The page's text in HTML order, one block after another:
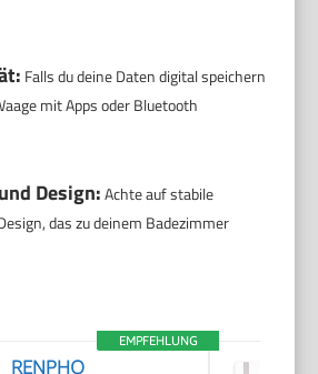
Falls du deine Daten digital speichern
mit Apps oder Bluetooth
Design:Achte auf stabile
das zu deinem Badezimmer
EMPFEHLUNG
RENPHO